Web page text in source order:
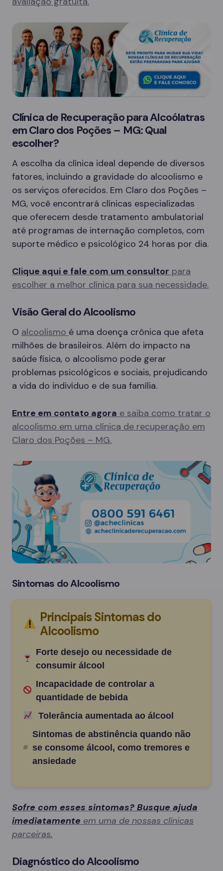
Clínica de Recuperação para Alcoólatras
em Claro dos Poções – MG: Qual
escolher?
A escolha da clínica ideal depende de diversos
fatores, incluindo a gravidade do alcoolismo e
os serviços oferecidos. Em Claro dos Poções –
MG, você encontrará clínicas especializadas
que oferecem desde tratamento ambulatorial
até programas de internação completos, com
suporte médico e psicológico 24 horas por dia.
Clique aqui e fale com um consultor para
escolher a melhor clínica para sua necessidade.
Visão Geral do Alcoolismo
O alcoolismo é uma doença crônica que afeta
milhões de brasileiros. Além do impacto na
saúde física, o alcoolismo pode gerar
problemas psicológicos e sociais, prejudicando
a vida do indivíduo e de sua família.
Entre em contato agora e saiba como tratar o
alcoolismo em uma clínica de recuperação em
Claro dos Poções – MG.
Sintomas do Alcoolismo
Principais Sintomas do
Alcoolismo
Forte desejo ou necessidade de
consumir álcool
Incapacidade de controlar a
quantidade de bebida
Tolerância aumentada ao álcool
Sintomas de abstinência quando não
se consome álcool, como tremores e
ansiedade
Sofre com esses sintomas? Busque ajuda
imediatamente em uma de nossas clínicas
parceiras.
Diagnóstico do Alcoolismo